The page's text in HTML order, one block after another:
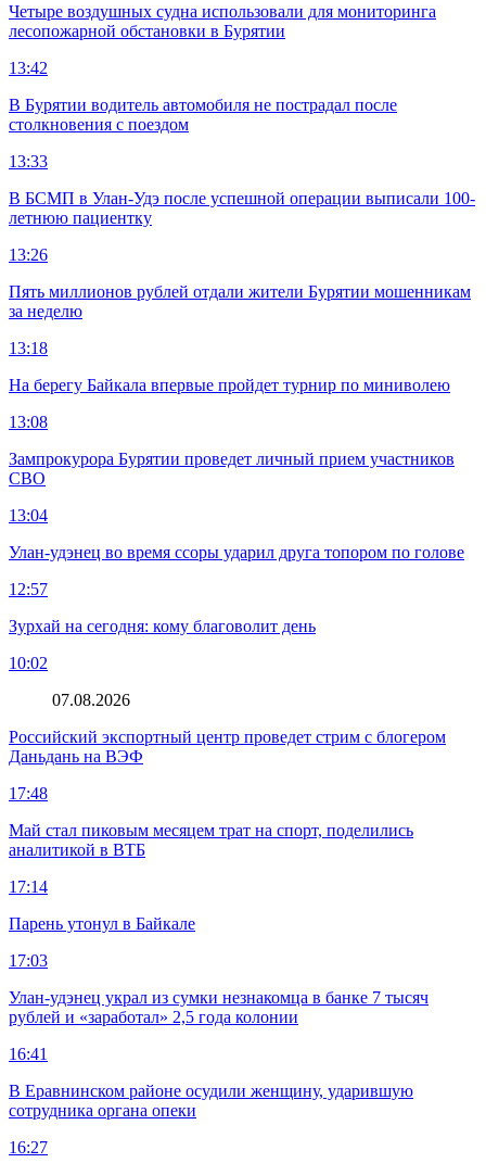
Четыре воздушных судна использовали для мониторинга
лесопожарной обстановки в Бурятии
13:42
В Бурятии водитель автомобиля не пострадал после
столкновения с поездом
13:33
В БСМП в Улан-Удэ после успешной операции выписали 100-
летнюю пациентку
13:26
Пять миллионов рублей отдали жители Бурятии мошенникам
за неделю
13:18
На берегу Байкала впервые пройдет турнир по миниволею
13:08
Зампрокурора Бурятии проведет личный прием участников
СВО
13:04
Улан-удэнец во время ссоры ударил друга топором по голове
12:57
Зурхай на сегодня: кому благоволит день
10:02
07.08.2026
Российский экспортный центр проведет стрим с блогером
Даньдань на ВЭФ
17:48
Май стал пиковым месяцем трат на спорт, поделились
аналитикой в ВТБ
17:14
Парень утонул в Байкале
17:03
Улан-удэнец украл из сумки незнакомца в банке 7 тысяч
рублей и «заработал» 2,5 года колонии
16:41
В Еравнинском районе осудили женщину, ударившую
сотрудника органа опеки
16:27